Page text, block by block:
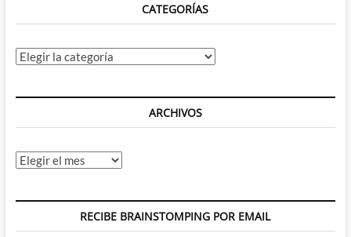
CATEGORÍAS
Categorías
ARCHIVOS
Archivos
RECIBE BRAINSTOMPING POR EMAIL